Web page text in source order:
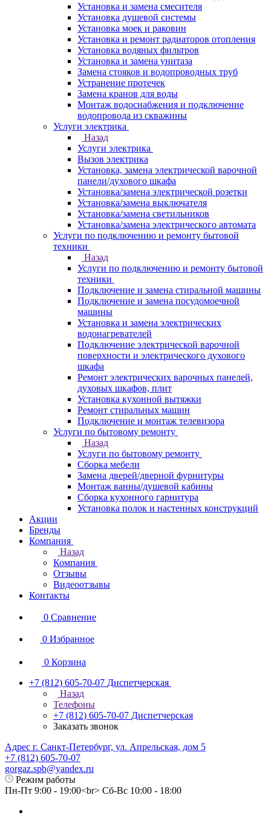
Установка и замена смесителя
Установка душевой системы
Установка моек и раковин
Установка и ремонт радиаторов отопления
Установка водяных фильтров
Установка и замена унитаза
Замена стояков и водопроводных труб
Устранение протечек
Замена кранов для воды
Монтаж водоснабжения и подключение
водопровода из скважины
Услуги электрика
Назад
Услуги электрика
Вызов электрика
Установка, замена электрической варочной
панели/духового шкафа
Установка/замена электрической розетки
Установка/замена выключателя
Установка/замена светильников
Установка/замена электрического автомата
Услуги по подключению и ремонту бытовой
техники
Назад
Услуги по подключению и ремонту бытовой
техники
Подключение и замена стиральной машины
Подключение и замена посудомоечной
машины
Установка и замена электрических
водонагревателей
Подключение электрической варочной
поверхности и электрического духового
шкафа
Ремонт электрических варочных панелей,
духовых шкафов, плит
Установка кухонной вытяжки
Ремонт стиральных машин
Подключение и монтаж телевизора
Услуги по бытовому ремонту
Назад
Услуги по бытовому ремонту
Сборка мебели
Замена дверей/дверной фурнитуры
Монтаж ванны/душевой кабины
Сборка кухонного гарнитура
Установка полок и настенных конструкций
Акции
Бренды
Компания
Назад
Компания
Отзывы
Видеоотзывы
Контакты
0 Сравнение
0 Избранное
0 Корзина
+7 (812) 605-70-07 Диспетчерская
Назад
Телефоны
+7 (812) 605-70-07 Диспетчерская
Заказать звонок
Адрес г. Санкт-Петербург, ул. Апрельская, дом 5
+7 (812) 605-70-07
gorgaz.spb@yandex.ru
Режим работы
Пн-Пт 9:00 - 19:00<br> Сб-Вс 10:00 - 18:00